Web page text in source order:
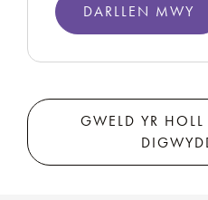
DARLLEN MWY
GWELD YR